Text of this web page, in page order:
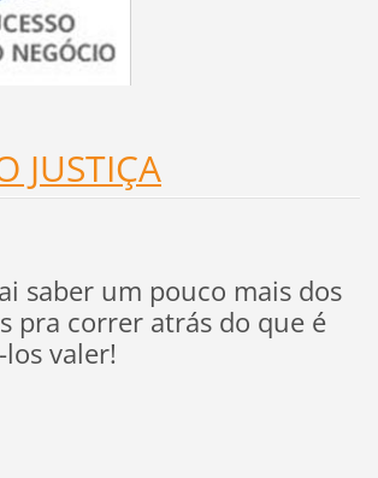
JUSTIÇA
saber um pouco mais dos
pra correr atrás do que é
valer!